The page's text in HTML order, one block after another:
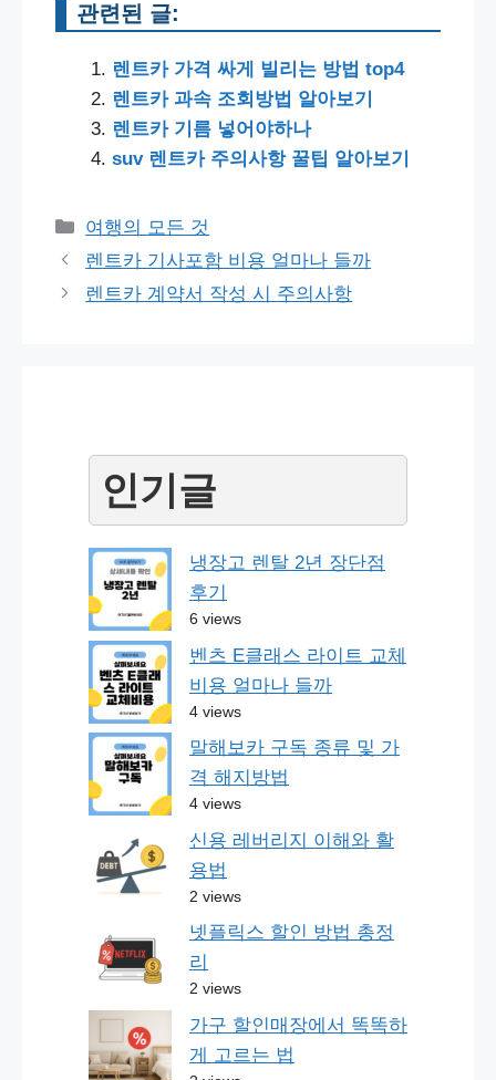
관련된 글:
렌트카 가격 싸게 빌리는 방법 top4
렌트카 과속 조회방법 알아보기
렌트카 기름 넣어야하나
suv 렌트카 주의사항 꿀팁 알아보기
Categories
여행의 모든 것
Post
navigation
렌트카 기사포함 비용 얼마나 들까
렌트카 계약서 작성 시 주의사항
인기글
냉장고 렌탈 2년 장단점
후기
6 views
벤츠 E클래스 라이트 교체
비용 얼마나 들까
4 views
말해보카 구독 종류 및 가
격 해지방법
4 views
신용 레버리지 이해와 활
용법
2 views
넷플릭스 할인 방법 총정
리
2 views
가구 할인매장에서 똑똑하
게 고르는 법